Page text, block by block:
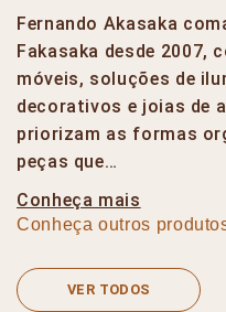
Fernando Akasaka
Fakasaka desde 2007,
móveis, soluções de
decorativos e joias de
priorizam as formas
peças que…
Conheça mais
Conheça outros
VER TODOS